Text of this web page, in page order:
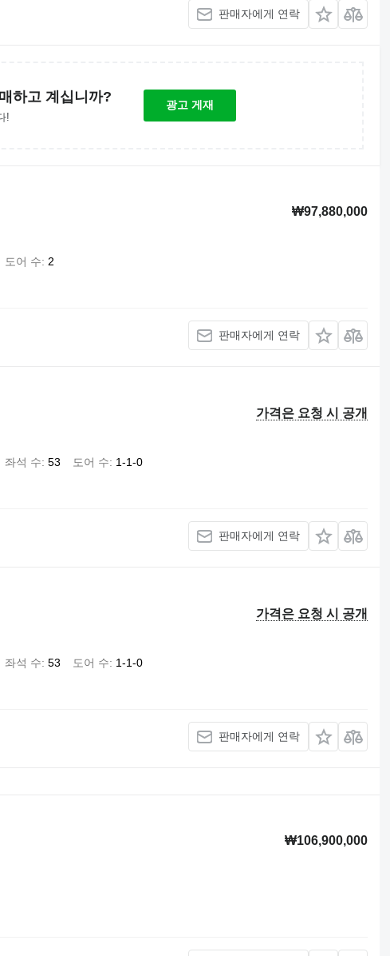
판매자에게 연락
하고 계십니까?
!
광고 게재
₩97,880,000
도어 수 2
판매자에게 연락
가격은 요청 시 공개
좌석 수 53 도어 수 1-1-0
판매자에게 연락
가격은 요청 시 공개
좌석 수 53 도어 수 1-1-0
판매자에게 연락
₩106,900,000